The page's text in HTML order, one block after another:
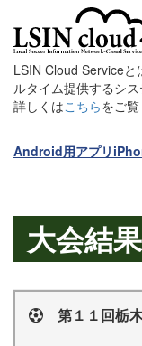
LSIN Cloud Service
ルタイム提供するシス
詳しくはこちらをご覧
Android用アプリ
大会結果
第１１回栃